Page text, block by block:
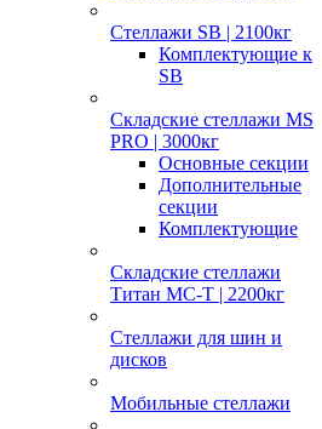
Стеллажи SB | 2100кг
Комплектующие к
SB
Складские стеллажи MS
PRO | 3000кг
Основные секции
Дополнительные
секции
Комплектующие
Складские стеллажи
Титан МС-Т | 2200кг
Стеллажи для шин и
дисков
Мобильные стеллажи